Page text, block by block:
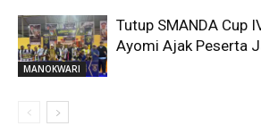
MANOKWARI
Tutup SMANDA Cup
Ayomi Ajak Peserta